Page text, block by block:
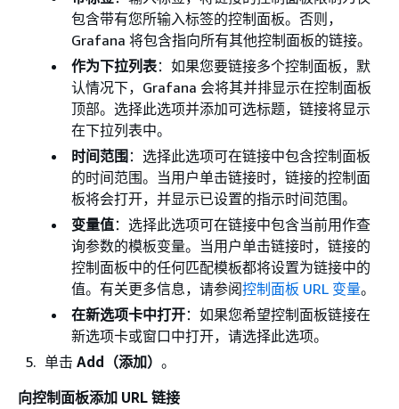
包含带有您所输入标签的控制面板。否则，
Grafana 将包含指向所有其他控制面板的链接。
作为下拉列表：如果您要链接多个控制面板，默
认情况下，Grafana 会将其并排显示在控制面板
顶部。选择此选项并添加可选标题，链接将显示
在下拉列表中。
时间范围 ：选择此选项可在链接中包含控制面板
的时间范围。当用户单击链接时，链接的控制面
板将会打开，并显示已设置的指示时间范围。
变量值：选择此选项可在链接中包含当前用作查
询参数的模板变量。当用户单击链接时，链接的
控制面板中的任何匹配模板都将设置为链接中的
值。有关更多信息，请参阅控制面板 URL 变量。
在新选项卡中打开：如果您希望控制面板链接在
新选项卡或窗口中打开，请选择此选项。
单击 Add（添加） 。
向控制面板添加 URL 链接